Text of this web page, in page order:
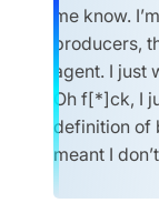
me know.
producers,
agent. I just
Oh f[*]ck, I
definition of
meant I